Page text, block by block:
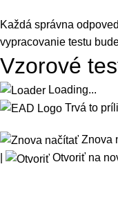
Každá správna
vypracovanie testu
Vzorové
Loading...
Trvá to
Znova
Otvoriť na